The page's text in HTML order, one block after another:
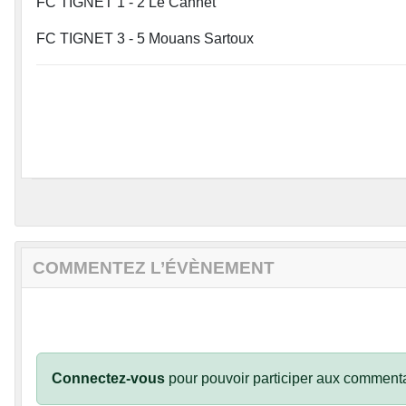
FC TIGNET 3 - 5 Mouans Sartoux
COMMENTEZ L’ÉVÈNEMENT
Connectez-vous pour pouvoir participer aux